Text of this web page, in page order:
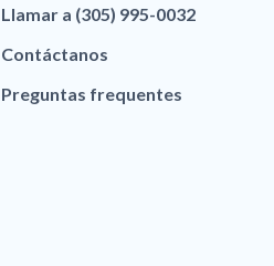
Llamar a (305) 995-0032
Contáctanos
Preguntas frequentes